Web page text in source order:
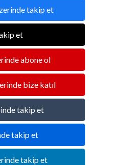
takip et
et
abone ol
bize katıl
takip et
takip et
takip et